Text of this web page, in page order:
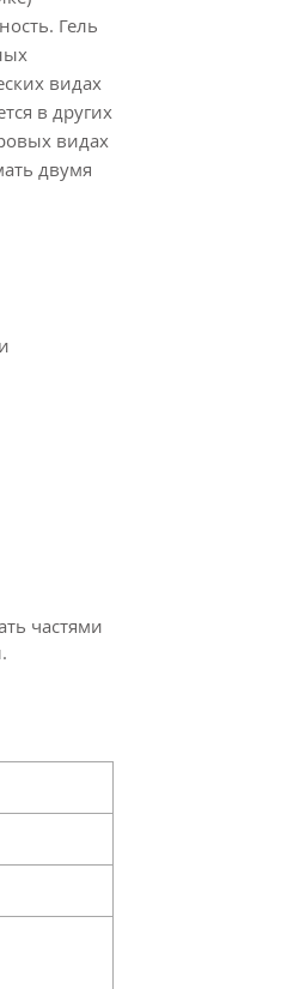
Гель
видах
в других
видах
двумя
частями